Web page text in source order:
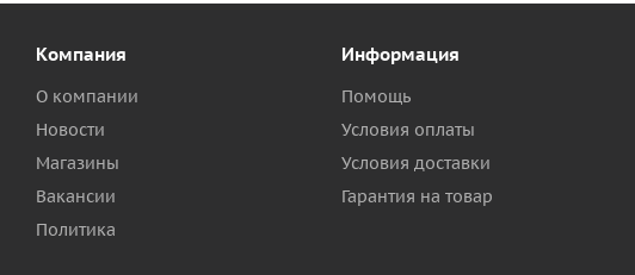
Компания
О компании
Новости
Магазины
Вакансии
Политика
Информация
Помощь
Условия оплаты
Условия доставки
Гарантия на товар